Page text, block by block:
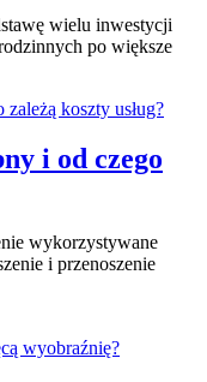
wielu inwestycji
po większe
i od czego
wykorzystywane
i przenoszenie